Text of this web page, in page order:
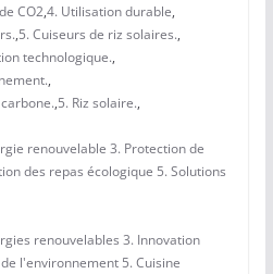
CO2,4. Utilisation durable,
,5. Cuiseurs de riz solaires.,
technologique.,
,
,5. Riz solaire.,
renouvelable 3. Protection de
des repas écologique 5. Solutions
renouvelables 3. Innovation
l'environnement 5. Cuisine